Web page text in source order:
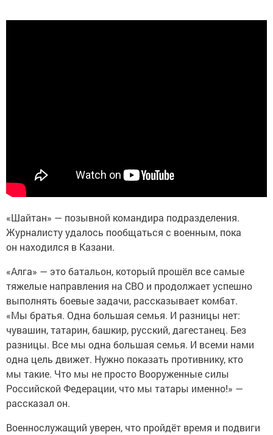
«Шайтан» — позывной командира подразделения.
Журналисту удалось пообщаться с военным, пока
он находился в Казани.
«Алга» — это батальон, который прошёл все самые
тяжелые направления на СВО и продолжает успешно
выполнять боевые задачи, рассказывает комбат.
«Мы братья. Одна большая семья. И разницы нет:
чувашин, татарин, башкир, русский, дагестанец. Без
разницы. Все мы одна большая семья. И всеми нами
одна цель движет. Нужно показать противнику, кто
мы такие. Что мы не просто Вооруженные силы
Российской Федерации, что мы татары именно!» —
рассказал он.
Военнослужащий уверен, что пройдёт время и подвиги